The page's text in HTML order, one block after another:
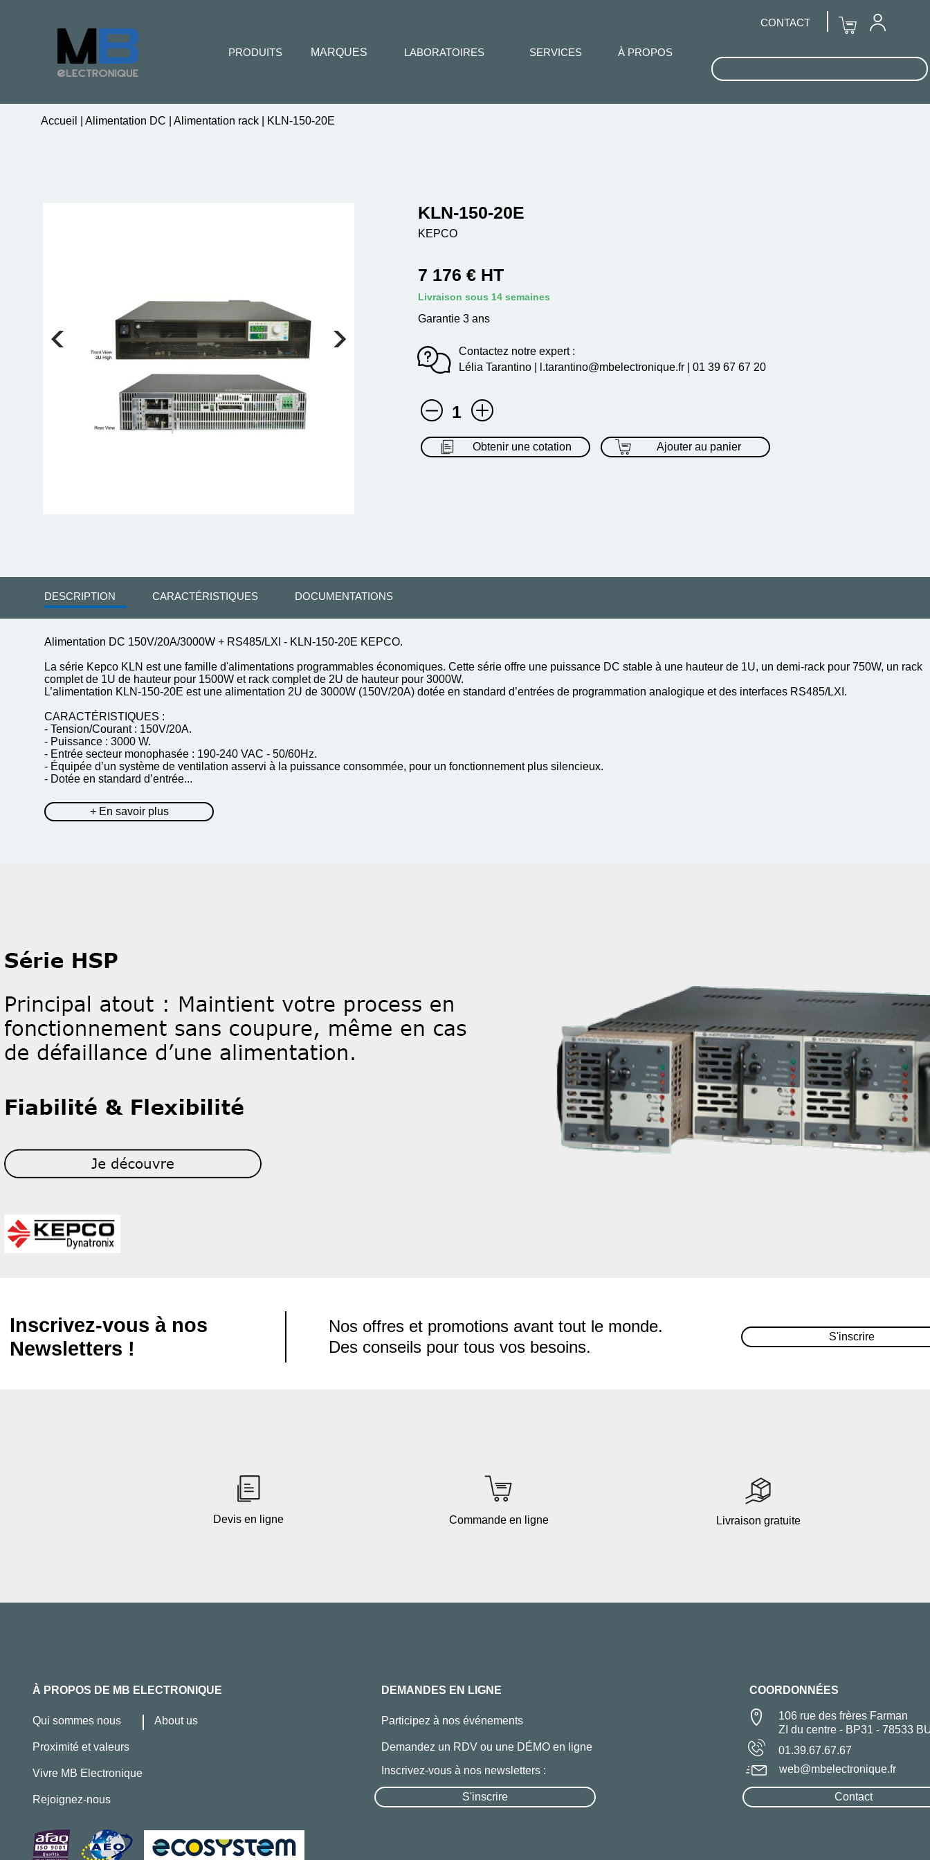
Accueil Alimentation DC Alimentation rack KLN-150-20E
KLN-150-20E
KEPCO
7 176 € HT
Garantie 3 ans
Livraison sous 14 semaines
Contactez notre expert :
Lélia Tarantino | l.tarantino@mbelectronique.fr | 01 39 67 67 20
1
Obtenir une cotation Ajouter au panier
DESCRIPTION CARACTÉRISTIQUES DOCUMENTATIONS
Alimentation DC 150V/20A/3000W + RS485/LXI - KLN-150-20E KEPCO.
La série Kepco KLN est une famille d'alimentations programmables économiques. Cette série offre une puissance DC stable à une hauteur de 1U, un demi-rack pour 750W, un rack
complet de 1U de hauteur pour 1500W et rack complet de 2U de hauteur pour 3000W.
L’alimentation KLN-150-20E est une alimentation 2U de 3000W (150V/20A) dotée en standard d’entrées de programmation analogique et des interfaces RS485/LXI.
CARACTÉRISTIQUES :
- Tension/Courant : 150V/20A.
- Puissance : 3000 W.
- Entrée secteur monophasée : 190-240 VAC - 50/60Hz.
- Équipée d’un système de ventilation asservi à la puissance consommée, pour un fonctionnement plus silencieux.
- Dotée en standard d’entrée...
+ En savoir plus
Inscrivez-vous à nos
Newsletters !
Nos offres et promotions avant tout le monde.
Des conseils pour tous vos besoins.
S'inscrire
Devis en ligne Commande en ligne Livraison gratuite
À PROPOS DE MB ELECTRONIQUE DEMANDES EN LIGNE COORDONNÉES
Qui sommes nous About us Participez à nos événements
106 rue des frères Farman
ZI du centre - BP31 - 78533
Proximité et valeurs
Demandez un RDV ou une DÉMO en ligne
01.39.67.67.67
Vivre MB Electronique
Inscrivez-vous à nos newsletters :
Rejoignez-nous Contact
web@mbelectronique.fr
S'inscrire
CONTACT
PRODUITS MARQUES LABORATOIRES SERVICES À PROPOS